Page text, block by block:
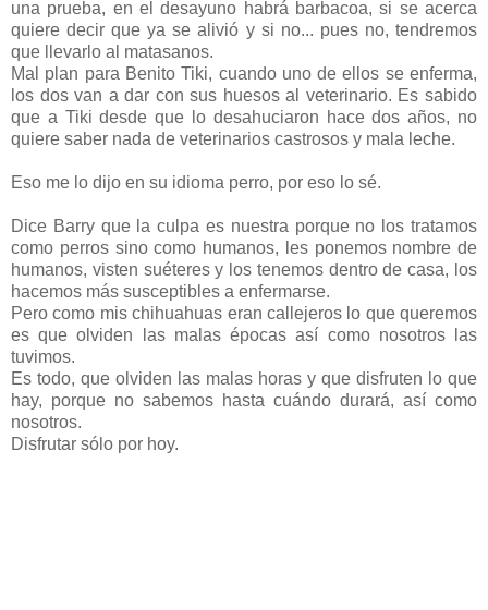
una prueba, en el desayuno habrá barbacoa, si se acerca
quiere decir que ya se alivió y si no... pues no, tendremos
que llevarlo al matasanos.
Mal plan para Benito Tiki, cuando uno de ellos se enferma,
los dos van a dar con sus huesos al veterinario. Es sabido
que a Tiki desde que lo desahuciaron hace dos años, no
quiere saber nada de veterinarios castrosos y mala leche.
Eso me lo dijo en su idioma perro, por eso lo sé.
Dice Barry que la culpa es nuestra porque no los tratamos
como perros sino como humanos, les ponemos nombre de
humanos, visten suéteres y los tenemos dentro de casa, los
hacemos más susceptibles a enfermarse.
Pero como mis chihuahuas eran callejeros lo que queremos
es que olviden las malas épocas así como nosotros las
tuvimos.
Es todo, que olviden las malas horas y que disfruten lo que
hay, porque no sabemos hasta cuándo durará, así como
nosotros.
Disfrutar sólo por hoy.